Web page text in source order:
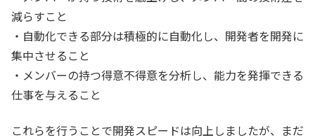
減らすこと
・自動化できる部分は積極的に自動化し、開発者を開発に
集中させること
・メンバーの持つ得意不得意を分析し、能力を発揮できる
仕事を与えること
これらを行うことで開発スピードは向上しましたが、まだ